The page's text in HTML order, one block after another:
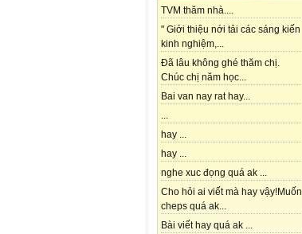
TVM thăm nhà....
" Giới thiệu nới tải các sáng kiến
kinh nghiệm,...
Đã lâu không ghé thăm chị.
Chúc chị năm học...
Bai van nay rat hay...
...
hay ...
hay ...
nghe xuc đọng quá ak ...
Cho hỏi ai viết mà hay vậy!Muốn
cheps quá ak...
Bài viết hay quá ak ...